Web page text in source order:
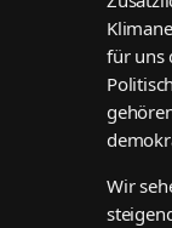
für uns
Wir